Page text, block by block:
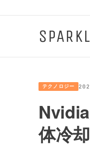
SPARKL
テクノロジー
体冷